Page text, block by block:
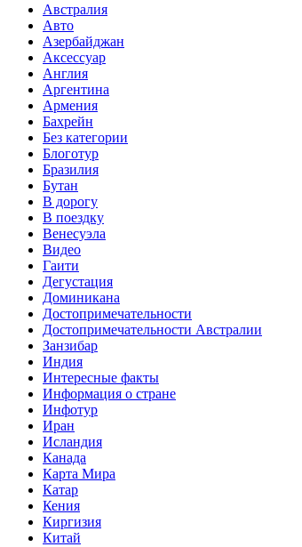
Австралия
Авто
Азербайджан
Аксессуар
Англия
Аргентина
Армения
Бахрейн
Без категории
Блоготур
Бразилия
Бутан
В дорогу
В поездку
Венесуэла
Видео
Гаити
Дегустация
Доминикана
Достопримечательности
Достопримечательности Австралии
Занзибар
Индия
Интересные факты
Информация о стране
Инфотур
Иран
Исландия
Канада
Карта Мира
Катар
Кения
Киргизия
Китай